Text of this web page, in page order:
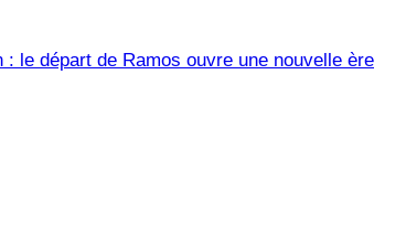
: le départ de Ramos ouvre une nouvelle ère